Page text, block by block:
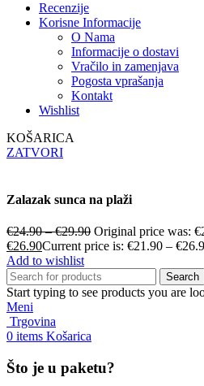
Recenzije
Korisne Informacije
O Nama
Informacije o dostavi
Vračilo in zamenjava
Pogosta vprašanja
Kontakt
Wishlist
KOŠARICA
ZATVORI
Zalazak sunca na plaži
€24.90–€29.90 Original price was:
€26.90Current price is: €21.90 –
Add to wishlist
Search
Start typing to see products you are
Meni
Trgovina
0 items Košarica
Što je u paketu?